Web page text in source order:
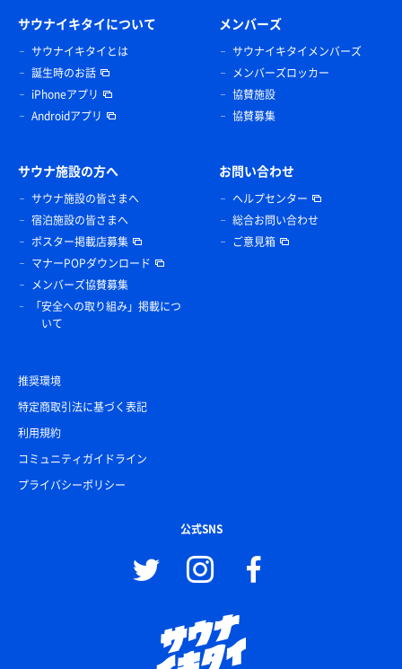
サウナイキタイについて
サウナイキタイとは
誕生時のお話
iPhoneアプリ
Androidアプリ
メンバーズ
サウナイキタイメンバーズ
メンバーズロッカー
協賛施設
協賛募集
サウナ施設の方へ
サウナ施設の皆さまへ
宿泊施設の皆さまへ
ポスター掲載店募集
マナーPOPダウンロード
メンバーズ協賛募集
「安全への取り組み」掲載につ
いて
お問い合わせ
ヘルプセンター
総合お問い合わせ
ご意見箱
推奨環境
特定商取引法に基づく表記
利用規約
コミュニティガイドライン
プライバシーポリシー
公式SNS